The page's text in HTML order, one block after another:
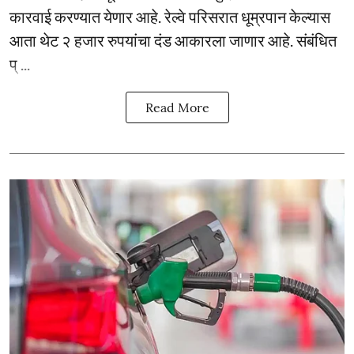
कारवाई करण्यात येणार आहे. रेल्वे परिसरात धूम्रपान केल्यास
आता थेट २ हजार रुपयांचा दंड आकारला जाणार आहे. संबंधित
प् ...
Read More